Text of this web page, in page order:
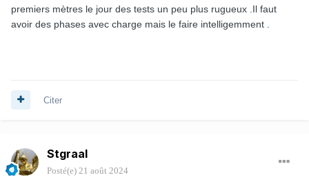
premiers mètres le jour des tests un peu plus rugueux .Il faut
avoir des phases avec charge mais le faire intelligemment .
Citer
Stgraal
Posté(e) 21 août 2024